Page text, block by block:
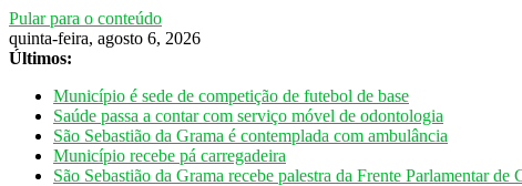
Pular para o conteúdo
quinta-feira, agosto 6, 2026
Últimos:
Município é sede de competição de futebol de base
Saúde passa a contar com serviço móvel de odontologia
São Sebastião da Grama é contemplada com ambulância
Município recebe pá carregadeira
São Sebastião da Grama recebe palestra da Frente Parlamentar